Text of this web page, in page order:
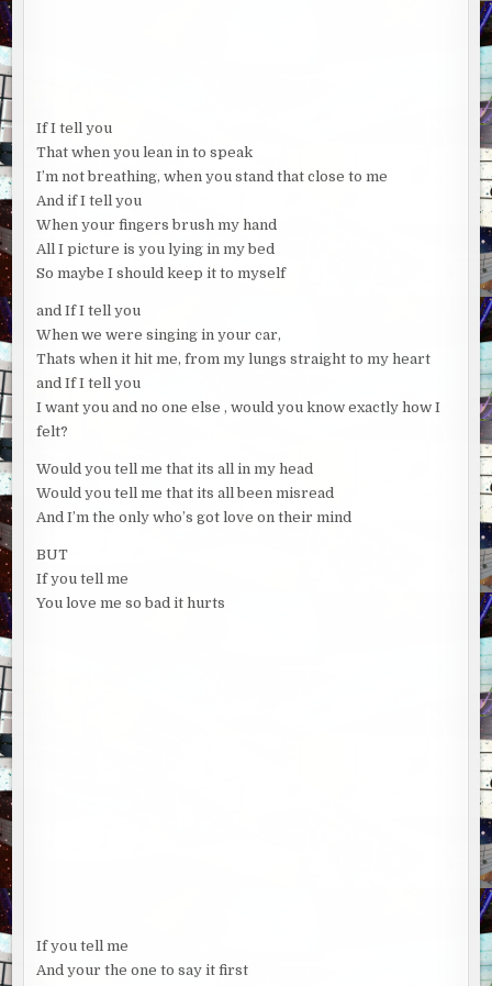
If I tell you
That when you lean in to speak
I’m not breathing, when you stand that close to me
And if I tell you
When your fingers brush my hand
All I picture is you lying in my bed
So maybe I should keep it to myself
and If I tell you
When we were singing in your car,
Thats when it hit me, from my lungs straight to my heart
and If I tell you
I want you and no one else , would you know exactly how I
felt?
Would you tell me that its all in my head
Would you tell me that its all been misread
And I’m the only who’s got love on their mind
BUT
If you tell me
You love me so bad it hurts
If you tell me
And your the one to say it first